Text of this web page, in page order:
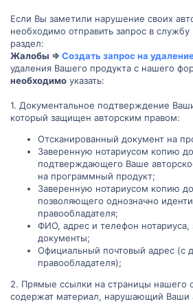
Если Вы заметили нарушение своих
необходимо отправить запрос в
раздел:
Жалобы => Создать запрос на
удаления Вашего продукта с нашего
необходимо указать:
1. Документальное подтверждение
который защищен авторским правом:
Отсканированный документ на
Заверенную нотариусом копию
подтверждающего Ваше
на программный продукт;
Заверенную нотариусом копию
позволяющего однозначно
правообладателя;
ФИО, адрес и телефон нотариуса,
документы;
Официальный почтовый адрес (с
правообладателя);
2. Прямые ссылки на страницы нашего
содержат материал, нарушающий Ваши